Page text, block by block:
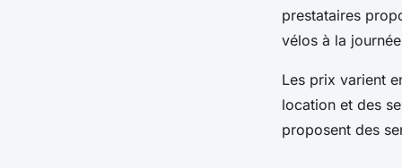
prestataires
vélos à la
Les prix varient
location et des
proposent des